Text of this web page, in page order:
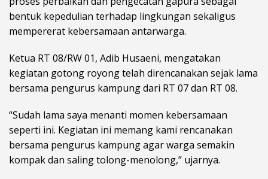
bentuk kepedulian terhadap lingkungan sekaligus
mempererat kebersamaan antarwarga.
Ketua RT 08/RW 01, Adib Husaeni, mengatakan
kegiatan gotong royong telah direncanakan sejak lama
bersama pengurus kampung dari RT 07 dan RT 08.
“Sudah lama saya menanti momen kebersamaan
seperti ini. Kegiatan ini memang kami rencanakan
bersama pengurus kampung agar warga semakin
kompak dan saling tolong-menolong,” ujarnya.